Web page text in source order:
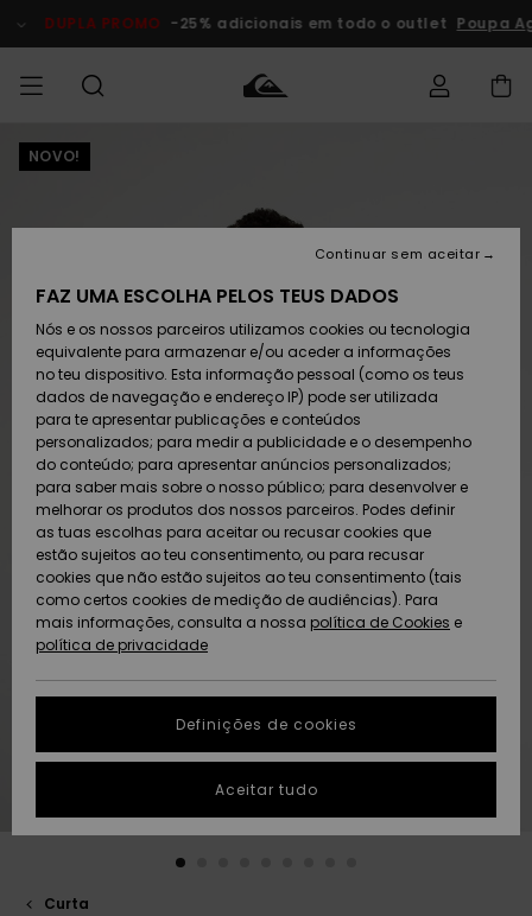
do
DUPLA PROMO -25% adicionais em todo o outlet Poupa
HOMEM
Calçado e
chinelos
Surfe/água
Snow
Artigos
recém-
chegados
Coleções
MENINO
Calçado e
chinelos
Surfe/água
Neve
Artigos
recém-
chegados
Highlights
MULHER
chegados
Highlights
Snow
SURF
Crianças
Highlights
Community
SNOW
Homem
Artigos
Criança
Snow Shop
Feminino
Highlights
Community
DUPLA
PROMO
Criança
Outlet
Mulher
AJUDA
Devoluções
Pagamento
Cartão
presente
Quiksilver
Freedom
Protecção de
dados
Guia de
tamanhos
conversa para
obteres a
resposta mais
SUSTAINABILITY
PRESENTE
DESEJO
NOVO!
Curta
FAZ UMA ESCOLHA PELOS TEUS DADOS
Nós e os nossos parceiros utilizamos cookies ou tecnologia
equivalente para armazenar e/ou aceder a informações
no teu dispositivo. Esta informação pessoal (como os teus
dados de navegação e endereço IP) pode ser utilizada
para te apresentar publicações e conteúdos
personalizados; para medir a publicidade e o desempenho
do conteúdo; para apresentar anúncios personalizados;
para saber mais sobre o nosso público; para desenvolver e
melhorar os produtos dos nossos parceiros. Podes definir
as tuas escolhas para aceitar ou recusar cookies que
estão sujeitos ao teu consentimento, ou para recusar
cookies que não estão sujeitos ao teu consentimento (tais
como certos cookies de medição de audiências). Para
mais informações, consulta a nossa política de Cookies e
política de privacidade
Definições de cookies
Continuar sem aceitar
Aceitar tudo